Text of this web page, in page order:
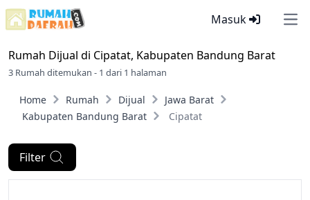
Masuk
Rumah Dijual di Cipatat, Kabupaten Bandung Barat
3 Rumah ditemukan - 1 dari 1 halaman
Home Rumah Dijual
Jawa Barat
Kabupaten Bandung Barat
Cipatat
Filter